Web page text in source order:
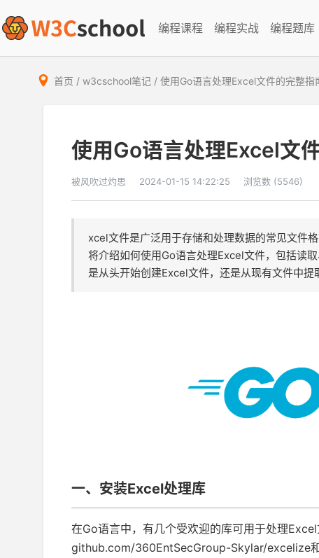
编程课程 编程实战 编程题库
首页 / w3cschool笔记 / 使用Go语言处理Excel文件的完整指
使用Go语言处理Excel文
被风吹过灼思 2024-01-15 14:22:25 浏览数 (5546)
xcel文件是广泛用于存储和处理数据的常见文件
将介绍如何使用Go语言处理Excel文件，包括读
是从头开始创建Excel文件，还是从现有文件中提
一、安装Excel处理库
在Go语言中，有几个受欢迎的库可用于处理
github.com/360EntSecGroup-Skylar/excelize